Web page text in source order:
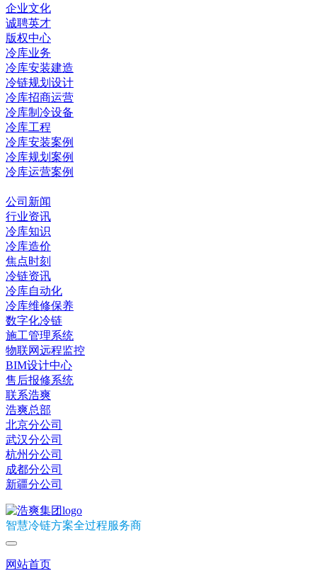
企业文化
诚聘英才
版权中心
冷库业务
冷库安装建造
冷链规划设计
冷库招商运营
冷库制冷设备
冷库工程
冷库安装案例
冷库规划案例
冷库运营案例
公司新闻
行业资讯
冷库知识
冷库造价
焦点时刻
冷链资讯
冷库自动化
冷库维修保养
数字化冷链
施工管理系统
物联网远程监控
BIM设计中心
售后报修系统
联系浩爽
浩爽总部
北京分公司
武汉分公司
杭州分公司
成都分公司
新疆分公司
智慧冷链方案全过程服务商
网站首页